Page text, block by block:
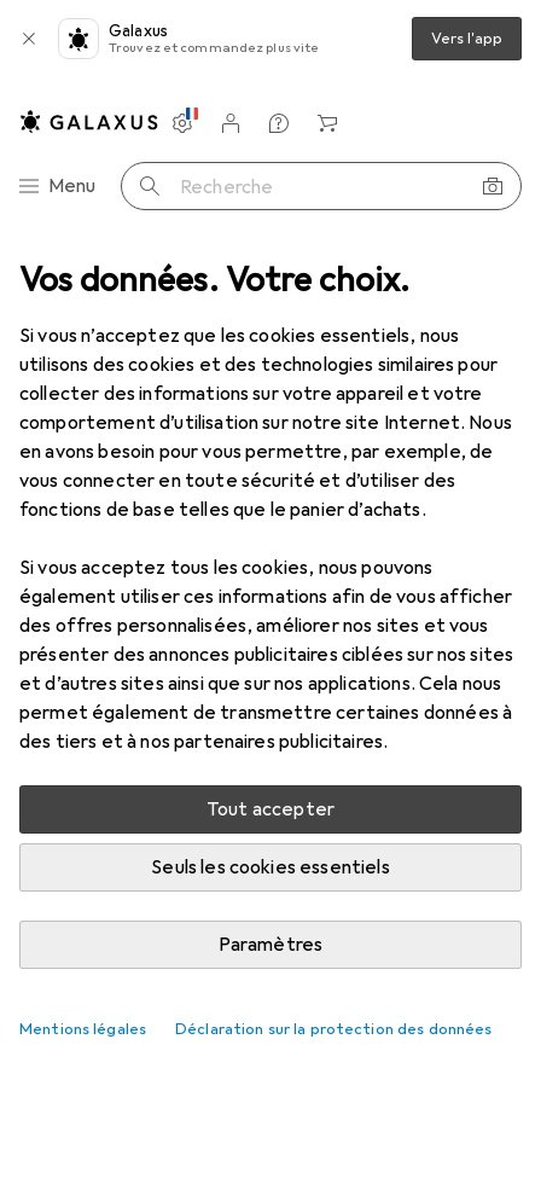
Vos données. Votre choix.
Si vous n’acceptez que les cookies essentiels, nous
utilisons des cookies et des technologies similaires pour
collecter des informations sur votre appareil et votre
comportement d’utilisation sur notre site Internet. Nous
en avons besoin pour vous permettre, par exemple, de
vous connecter en toute sécurité et d’utiliser des
fonctions de base telles que le panier d’achats.
Si vous acceptez tous les cookies, nous pouvons
également utiliser ces informations afin de vous afficher
des offres personnalisées, améliorer nos sites et vous
présenter des annonces publicitaires ciblées sur nos sites
et d’autres sites ainsi que sur nos applications. Cela nous
permet également de transmettre certaines données à
des tiers et à nos partenaires publicitaires.
Tout accepter
Seuls les cookies essentiels
Paramètres
Mentions légales Déclaration sur la protection des données
Galaxus
Trouvez et commandez plus vite Vers l'app
Navigation par catégorie
Menu Recherche
Paramètres
Compte client
Listes de comparaison
Listes d'envies
Panier
à air Pneu de vélo Schwalbe Hurricane
EUR
36,54
SchwalbeHurricane
27.5 x 2.25, 57-584
Accessoires pour Schwalbe
Hurricane
Ici, vous trouverez des accessoires compatibles avec le
produit Schwalbe Hurricane.
Liste des produits
Aucun produit trouvé